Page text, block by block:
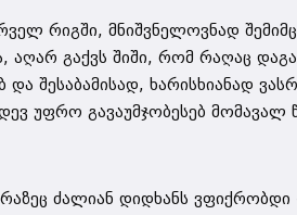
რიგში, მნიშვნელოვნად
გაქვს შიში, რომ რაღაც
შესაბამისად, ხარისხიანად
უფრო გავაუმჯობესებ მომავალ
ძალიან დიდხანს